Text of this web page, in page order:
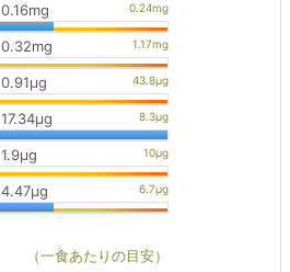
0.16mg
0.32mg
0.91μg
17.34μg
1.9μg
4.47μg
（一食あたりの目安）